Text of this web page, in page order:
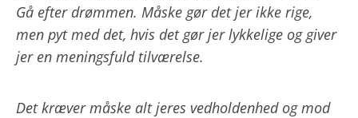
Gå efter drømmen. Måske gør det jer ikke rige,
men pyt med det, hvis det gør jer lykkelige og giver
jer en meningsfuld tilværelse.
Det kræver måske alt jeres vedholdenhed og mod